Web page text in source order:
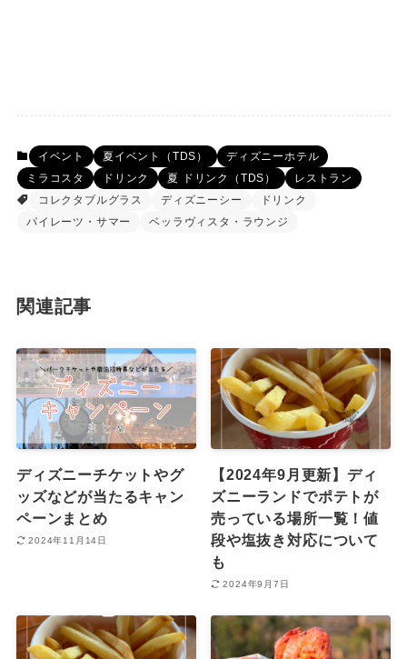
イベント 夏イベント（TDS）
ディズニーホテル
ミラコスタ
ドリンク 夏 ドリンク（TDS）
レストラン
コレクタブルグラス
ディズニーシー
ドリンク
パイレーツ・サマー
ベッラヴィスタ・ラウンジ
関連記事
ディズニーチケットやグ
ッズなどが当たるキャン
ペーンまとめ
2024年11月14日
【2024年9月更新】ディ
ズニーランドでポテトが
売っている場所一覧！値
段や塩抜き対応について
も
2024年9月7日